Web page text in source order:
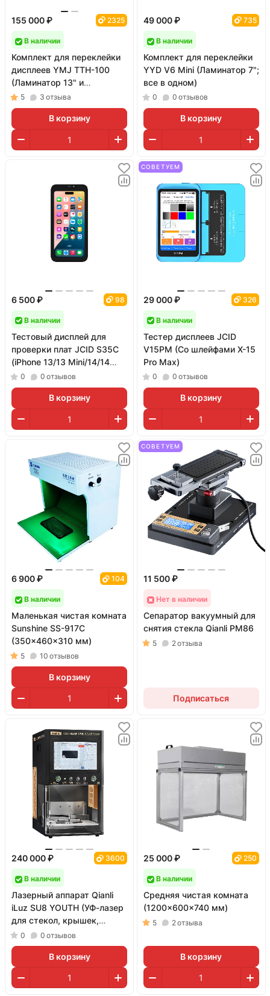
155 000 ₽ 2325
В наличии
Комплект для переклейки
дисплеев YMJ TTH-100
(Ламинатор 13" и
двухступенчатая помпа)
5 3 отзыва
В корзину
49 000 ₽ 735
В наличии
Комплект для переклейки
YYD V6 Mini (Ламинатор 7";
все в одном)
0 0 отзывов
В корзину
6 500 ₽ 98
В наличии
Тестовый дисплей для
проверки плат JCID S35C
(iPhone 13/13 Mini/14/14
Plus/15/15 Plus)
0 0 отзывов
В корзину
СОВЕТУЕМ
29 000 ₽ 326
В наличии
Тестер дисплеев JCID
V15PM (Со шлейфами X-15
Pro Max)
0 0 отзывов
В корзину
6 900 ₽ 104
В наличии
Маленькая чистая комната
Sunshine SS-917C
(350x460x310 мм)
5 10 отзывов
В корзину
СОВЕТУЕМ
11 500 ₽
Нет в наличии
Сепаратор вакуумный для
снятия стекла Qianli PM86
5 2отзыва
Подписаться
240 000 ₽ 3600
В наличии
Лазерный аппарат Qianli
iLuz SU8 YOUTH (УФ-лазер
для стекол, крышек,
рамок и гравировки; 3 Вт)
0 0 отзывов
В корзину
25 000 ₽ 250
В наличии
Средняя чистая комната
(1200x600x740 мм)
5 2отзыва
В корзину